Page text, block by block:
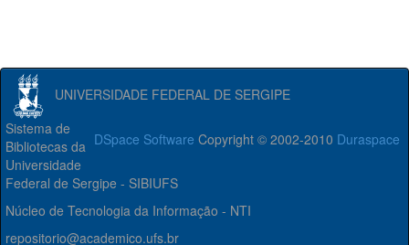
UNIVERSIDADE FEDERAL DE SERGIPE
DSpace Software Copyright © 2002-2010 Duraspace
Sistema de
Bibliotecas da
Universidade
Federal de Sergipe - SIBIUFS
Núcleo de Tecnologia da Informação - NTI
repositorio@academico.ufs.br